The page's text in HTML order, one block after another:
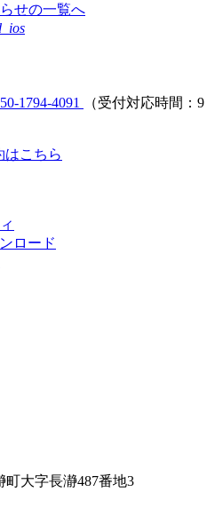
せの一覧へ
1794-4091
（受付対応時間：9
はこちら
ロード
町大字長瀞487番地3